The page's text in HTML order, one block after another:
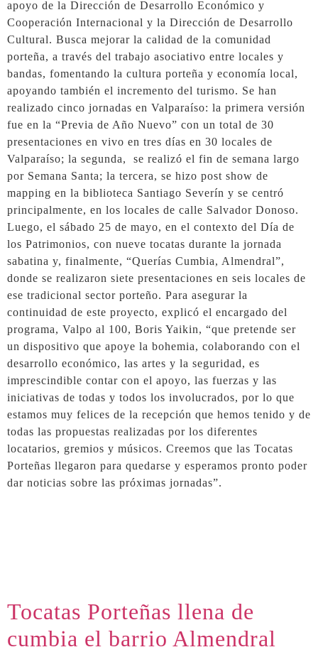
apoyo de la Dirección de Desarrollo Económico y
Cooperación Internacional y la Dirección de Desarrollo
Cultural. Busca mejorar la calidad de la comunidad
porteña, a través del trabajo asociativo entre locales y
bandas, fomentando la cultura porteña y economía local,
apoyando también el incremento del turismo. Se han
realizado cinco jornadas en Valparaíso: la primera versión
fue en la “Previa de Año Nuevo” con un total de 30
presentaciones en vivo en tres días en 30 locales de
Valparaíso; la segunda, se realizó el fin de semana largo
por Semana Santa; la tercera, se hizo post show de
mapping en la biblioteca Santiago Severín y se centró
principalmente, en los locales de calle Salvador Donoso.
Luego, el sábado 25 de mayo, en el contexto del Día de
los Patrimonios, con nueve tocatas durante la jornada
sabatina y, finalmente, “Querías Cumbia, Almendral”,
donde se realizaron siete presentaciones en seis locales de
ese tradicional sector porteño. Para asegurar la
continuidad de este proyecto, explicó el encargado del
programa, Valpo al 100, Boris Yaikin, “que pretende ser
un dispositivo que apoye la bohemia, colaborando con el
desarrollo económico, las artes y la seguridad, es
imprescindible contar con el apoyo, las fuerzas y las
iniciativas de todas y todos los involucrados, por lo que
estamos muy felices de la recepción que hemos tenido y de
todas las propuestas realizadas por los diferentes
locatarios, gremios y músicos. Creemos que las Tocatas
Porteñas llegaron para quedarse y esperamos pronto poder
dar noticias sobre las próximas jornadas”.
Tocatas Porteñas llena de
cumbia el barrio Almendral